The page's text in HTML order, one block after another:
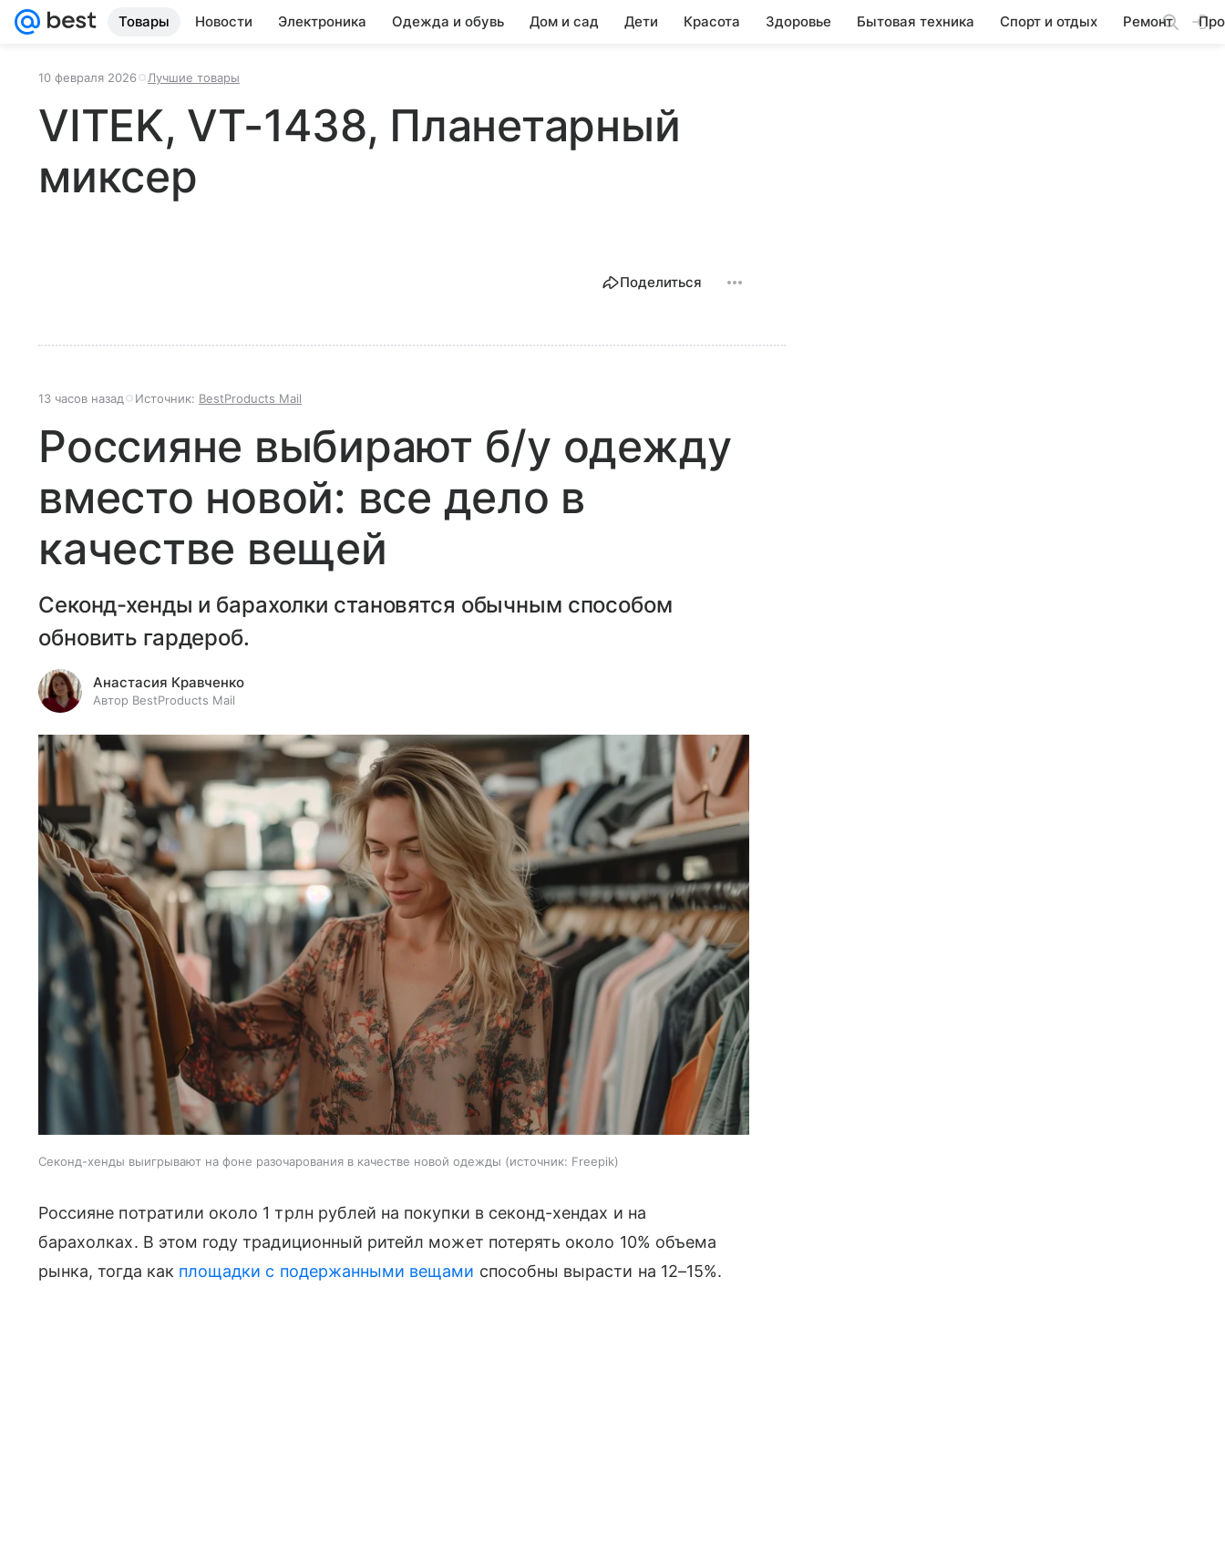
Товары Новости Электроника Одежда и обувь Дом и сад Дети Красота Здоровье Бытовая техника Спорт и отдых Ремонт
10 февраля 2026 Лучшие товары
VITEK, VT-1438, Планетарный
миксер
Поделиться
13 часов назад Источник: BestProducts Mail
Россияне выбирают б/у одежду
вместо новой: все дело в
качестве вещей
Секонд-хенды и барахолки становятся обычным способом
обновить гардероб.
Анастасия Кравченко
Автор BestProducts Mail
Секонд-хенды выигрывают на фоне разочарования в качестве новой одежды источник: Freepik
Россияне потратили около 1 трлн рублей на покупки в секонд-хендах и на
барахолках. В этом году традиционный ритейл может потерять около 10% объема
рынка, тогда как площадки с подержанными вещами способны вырасти на 12–15%.